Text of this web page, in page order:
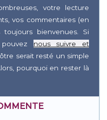
votre lecture
vos commentaires (en
toujours bienvenues. Si
nous suivre et
serait resté un simple
pourquoi en rester là